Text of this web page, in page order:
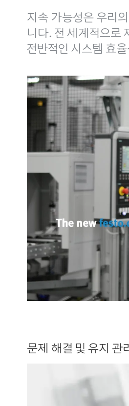
지속 가능성은 우리
니다. 전 세계적으로
전반적인 시스템 효
문제 해결 및 유지 관